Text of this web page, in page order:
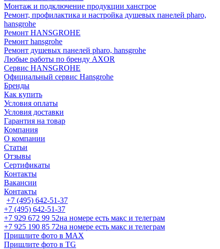
Монтаж и подключение продукции хансгрое
Ремонт, профилактика и настройка душевых панелей pharo,
hansgrohe
Ремонт HANSGROHE
Ремонт hansgrohe
Ремонт душевых панелей pharo, hansgrohe
Любые работы по бренду AXOR
Сервис HANSGROHE
Официальный сервис Hansgrohe
Бренды
Как купить
Условия оплаты
Условия доставки
Гарантия на товар
Компания
О компании
Статьи
Отзывы
Сертификаты
Контакты
Вакансии
Контакты
+7 (495) 642-51-37
+7 (495) 642-51-37
+7 929 672 99 52на номере есть макс и телеграм
+7 925 190 85 72на номере есть макс и телеграм
Пришлите фото в MAX
Пришлите фото в TG